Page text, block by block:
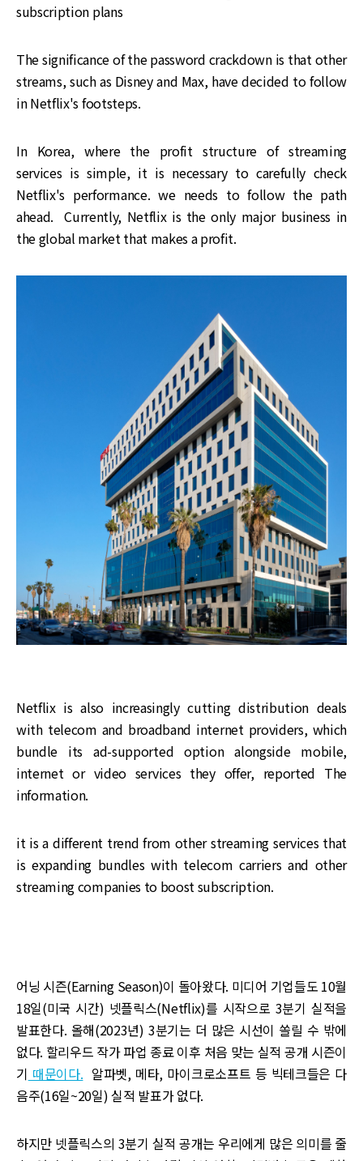
subscription plans
The significance of the password crackdown is that other
streams, such as Disney and Max, have decided to follow
in Netflix's footsteps.
In Korea, where the profit structure of streaming
services is simple, it is necessary to carefully check
Netflix's performance. we needs to follow the path
ahead. Currently, Netflix is the only major business in
the global market that makes a profit.
Netflix is also increasingly cutting distribution deals
with telecom and broadband internet providers, which
bundle its ad-supported option alongside mobile,
internet or video services they offer, reported The
information.
it is a different trend from other streaming services that
is expanding bundles with telecom carriers and other
streaming companies to boost subscription.
어닝 시즌(Earning Season)이 돌아왔다. 미디어 기업들도 10월
18일(미국 시간) 넷플릭스(Netflix)를 시작으로 3분기 실적을
발표한다. 올해(2023년) 3분기는 더 많은 시선이 쏠릴 수 밖에
없다. 할리우드 작가 파업 종료 이후 처음 맞는 실적 공개 시즌이
기 때문이다. 알파벳, 메타, 마이크로소프트 등 빅테크들은 다
음주(16일~20일) 실적 발표가 없다.
하지만 넷플릭스의 3분기 실적 공개는 우리에게 많은 의미를 줄